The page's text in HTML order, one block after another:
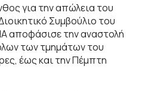
για την απώλεια του
Συμβούλιο του
αποφάσισε την αναστολή
των τμημάτων του
έως και την Πέμπτη